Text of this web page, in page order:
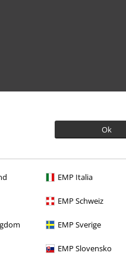
Ok
EMP Italia
EMP Schweiz
EMP Sverige
EMP Slovensko